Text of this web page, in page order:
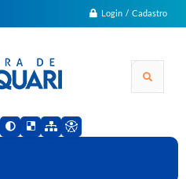
Login / Cadastro